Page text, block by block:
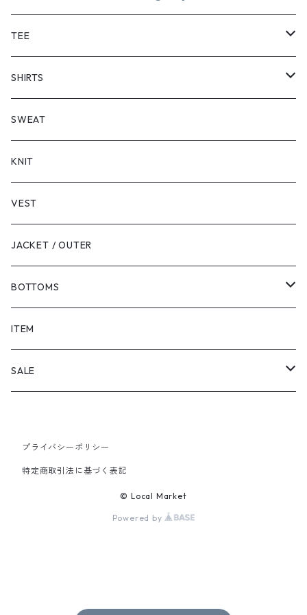
TEE
SHORT SLEEVE
LONG SLEEVE
SHIRTS
SHORT SLEEVE
LONG SLEEVE
SWEAT
KNIT
VEST
JACKET / OUTER
BOTTOMS
SHORTS
PANTS
ITEM
SALE
PANTS
プライバシーポリシー
特定商取引法に基づく表記
© Local Market
Powered by